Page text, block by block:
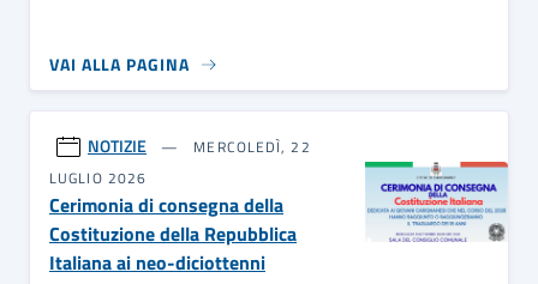
VAI ALLA PAGINA
NOTIZIE
MERCOLEDÌ, 22
LUGLIO 2026
Cerimonia di consegna della
Costituzione della Repubblica
Italiana ai neo-diciottenni